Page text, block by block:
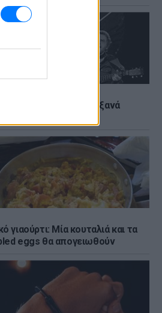
wonders που έγιναν ξανά
γιαούρτι: Μία κουταλιά και τα
eggs θα απογειωθούν